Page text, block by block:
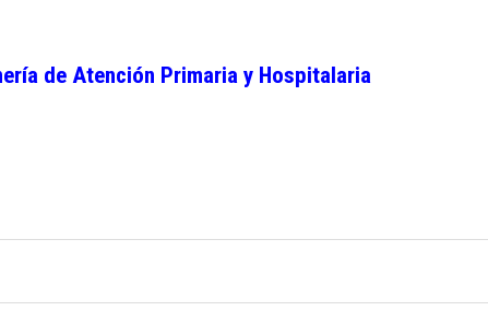
de Atención Primaria y Hospitalaria